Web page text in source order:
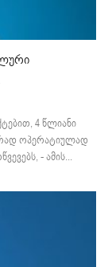
4 წლიანი
ოპერატიულად
- ამის...